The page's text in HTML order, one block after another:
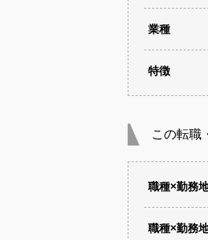
業種
特徴
この転職
職種×勤務
職種×勤務